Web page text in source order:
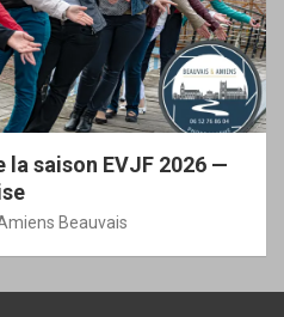
saison EVJF 2026 —
Beauvais